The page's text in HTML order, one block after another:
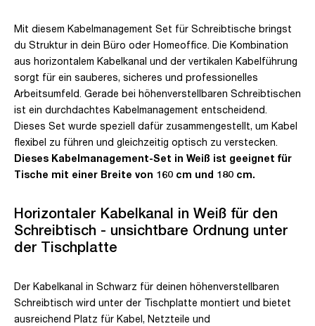
Mit diesem Kabelmanagement Set für Schreibtische bringst
du Struktur in dein Büro oder Homeoffice. Die Kombination
aus horizontalem Kabelkanal und der vertikalen Kabelführung
sorgt für ein sauberes, sicheres und professionelles
Arbeitsumfeld. Gerade bei höhenverstellbaren Schreibtischen
ist ein durchdachtes Kabelmanagement entscheidend.
Dieses Set wurde speziell dafür zusammengestellt, um Kabel
flexibel zu führen und gleichzeitig optisch zu verstecken.
Dieses Kabelmanagement-Set in Weiß ist geeignet für
Tische mit einer Breite von 160 cm und 180 cm.
Horizontaler Kabelkanal in Weiß für den
Schreibtisch - unsichtbare Ordnung unter
der Tischplatte
Der Kabelkanal in Schwarz für deinen höhenverstellbaren
Schreibtisch wird unter der Tischplatte montiert und bietet
ausreichend Platz für Kabel, Netzteile und